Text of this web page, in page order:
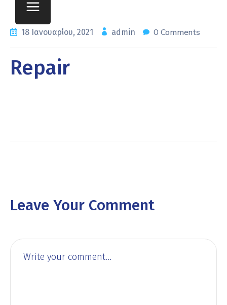
18 Ιανουαρίου, 2021 admin 0 Comments
Repair
Leave Your Comment